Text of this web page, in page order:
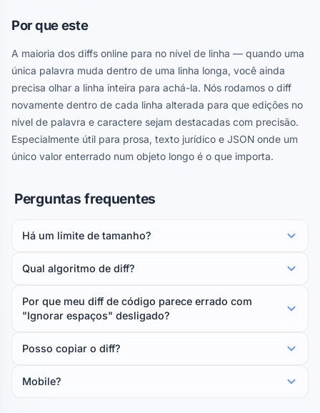
Por que este
A maioria dos diffs online para no nível de linha — quando uma
única palavra muda dentro de uma linha longa, você ainda
precisa olhar a linha inteira para achá-la. Nós rodamos o diff
novamente dentro de cada linha alterada para que edições no
nível de palavra e caractere sejam destacadas com precisão.
Especialmente útil para prosa, texto jurídico e JSON onde um
único valor enterrado num objeto longo é o que importa.
Perguntas frequentes
Há um limite de tamanho?
Qual algoritmo de diff?
Por que meu diff de código parece errado com
"Ignorar espaços" desligado?
Posso copiar o diff?
Mobile?